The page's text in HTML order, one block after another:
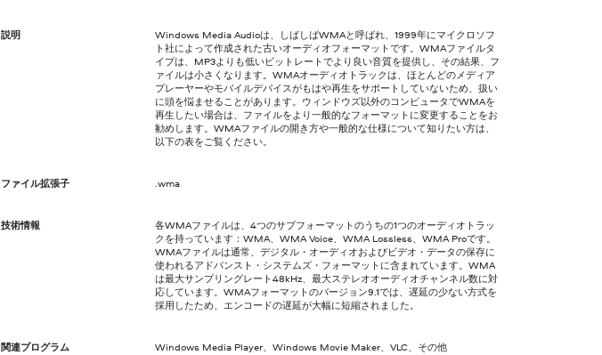
説明
Windows Media Audioは、しばしばWMAと呼ばれ、1999年にマイクロソフ
ト社によって作成された古いオーディオフォーマットです。WMAファイルタ
イプは、MP3よりも低いビットレートでより良い音質を提供し、その結果、フ
ァイルは小さくなります。WMAオーディオトラックは、ほとんどのメディア
プレーヤーやモバイルデバイスがもはや再生をサポートしていないため、扱い
に頭を悩ませることがあります。ウィンドウズ以外のコンピュータでWMAを
再生したい場合は、ファイルをより一般的なフォーマットに変更することをお
勧めします。WMAファイルの開き方や一般的な仕様について知りたい方は、
以下の表をご覧ください。
ファイル拡張子 .wma
技術情報
各WMAファイルは、4つのサブフォーマットのうちの1つのオーディオトラッ
クを持っています：WMA、WMA Voice、WMA Lossless、WMA Proです。
WMAファイルは通常、デジタル・オーディオおよびビデオ・データの保存に
使われるアドバンスト・システムズ・フォーマットに含まれています。WMA
は最大サンプリングレート48kHz、最大ステレオオーディオチャンネル数に対
応しています。WMAフォーマットのバージョン9.1では、遅延の少ない方式を
採用したため、エンコードの遅延が大幅に短縮されました。
関連プログラム Windows Media Player、Windows Movie Maker、VLC、その他